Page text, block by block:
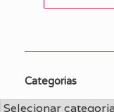
Categorias
Categorias